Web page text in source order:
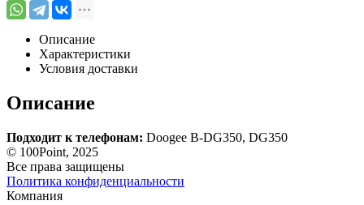
Описание
Характеристики
Условия доставки
Описание
Подходит к телефонам: Doogee B-DG350, DG350
© 100Point, 2025
Все права защищены
Политика конфиденциальности
Компания